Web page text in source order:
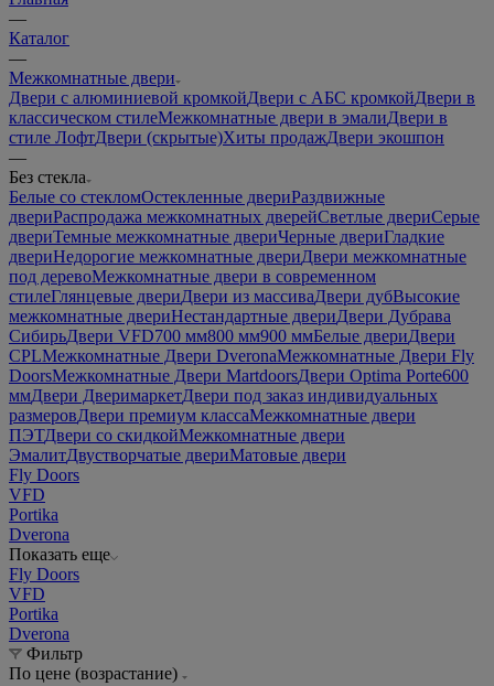
—
Каталог
—
Межкомнатные двери
Двери с алюминиевой кромкойДвери с АБС кромкойДвери в
классическом стилеМежкомнатные двери в эмалиДвери в
стиле ЛофтДвери (скрытые)Хиты продажДвери экошпон
—
Без стекла
Белые со стекломОстекленные двериРаздвижные
двериРаспродажа межкомнатных дверейСветлые двериСерые
двериТемные межкомнатные двериЧерные двериГладкие
двериНедорогие межкомнатные двериДвери межкомнатные
под деревоМежкомнатные двери в современном
стилеГлянцевые двериДвери из массиваДвери дубВысокие
межкомнатные двериНестандартные двериДвери Дубрава
СибирьДвери VFD700 мм800 мм900 ммБелые двериДвери
CPLМежкомнатные Двери DveronaМежкомнатные Двери Fly
DoorsМежкомнатные Двери MartdoorsДвери Optima Porte600
ммДвери ДверимаркетДвери под заказ индивидуальных
размеровДвери премиум классаМежкомнатные двери
ПЭТДвери со скидкойМежкомнатные двери
ЭмалитДвустворчатые двериМатовые двери
Fly Doors
VFD
Portika
Dverona
Показать еще
Fly Doors
VFD
Portika
Dverona
Фильтр
По цене (возрастание)